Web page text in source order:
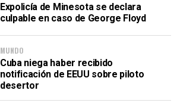
Expolicía de Minesota se declara
culpable en caso de George Floyd
MUNDO
Cuba niega haber recibido
notificación de EEUU sobre piloto
desertor